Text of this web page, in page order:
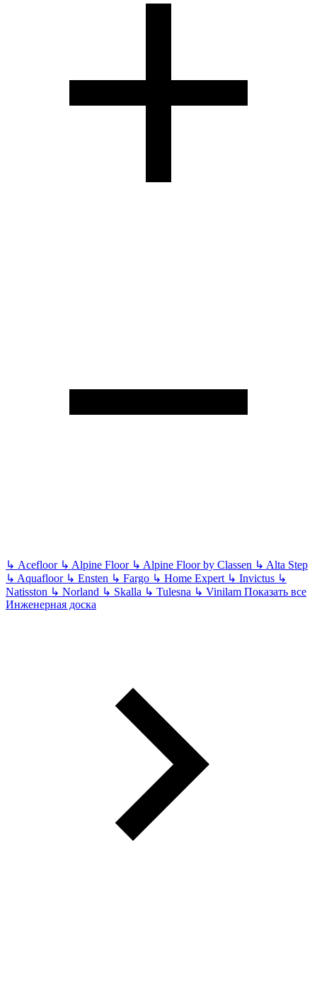
↳ Acefloor ↳ Alpine Floor ↳ Alpine Floor by Classen ↳ Alta Step
↳ Aquafloor ↳ Ensten ↳ Fargo ↳ Home Expert ↳ Invictus ↳
Natisston ↳ Norland ↳ Skalla ↳ Tulesna ↳ Vinilam Показать все
Инженерная доска